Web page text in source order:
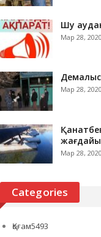
Шу
Мар 28, 2020
Мар 28, 2020
Мар 28, 2020
Categories
Қоғам5493